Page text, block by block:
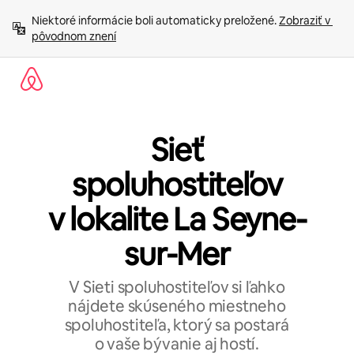
obsah.
Niektoré informácie boli automaticky preložené. Zobraziť v
pôvodnom znení
Sieť
spoluhostiteľov
v lokalite La Seyne-
sur-Mer
V Sieti spoluhostiteľov si ľahko
nájdete skúseného miestneho
spoluhostiteľa, ktorý sa postará
o vaše bývanie aj hostí.